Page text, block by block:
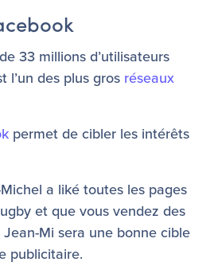
33 millions d’utilisateurs
l’un des plus gros réseaux
permet de cibler les intérêts
a liké toutes les pages
et que vous vendez des
Jean-Mi sera une bonne cible
publicitaire.